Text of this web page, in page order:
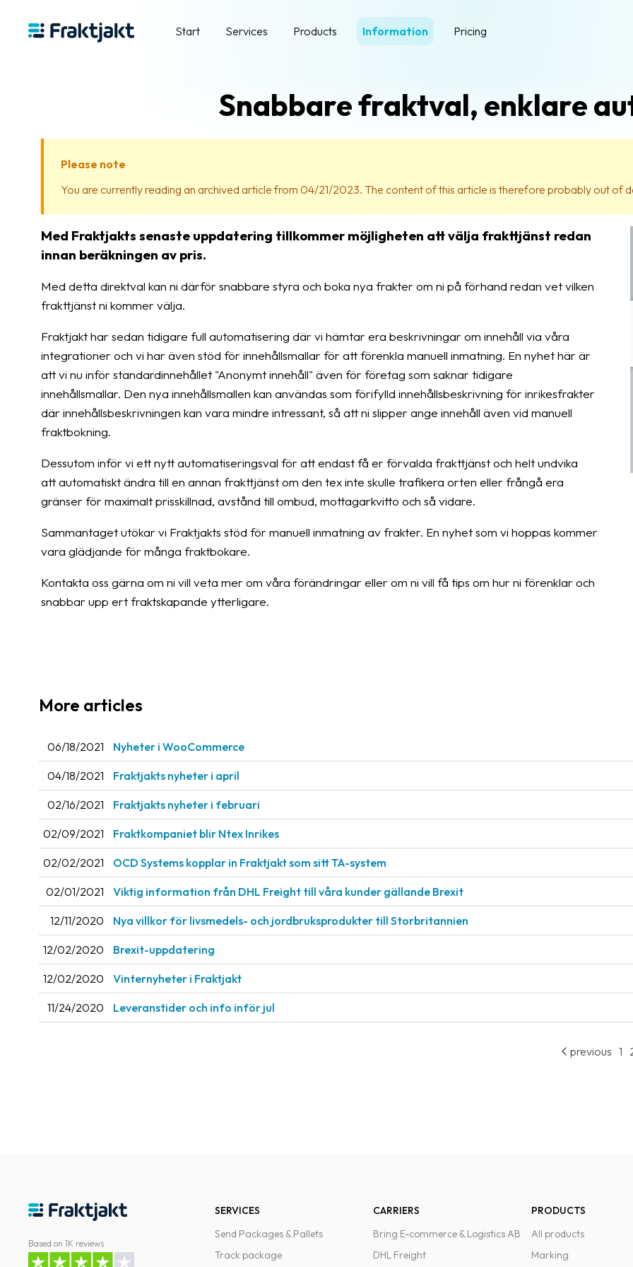
Start Services Products Information Pricing
Snabbare fraktval, enklare
Please note
You are currently reading an archived article from 04/21/2023. The content of this article is therefore probably out of
Med Fraktjakts senaste uppdatering tillkommer möjligheten att välja frakttjänst redan
innan beräkningen av pris.
Med detta direktval kan ni därför snabbare styra och boka nya frakter om ni på förhand redan vet vilken
frakttjänst ni kommer välja.
Fraktjakt har sedan tidigare full automatisering där vi hämtar era beskrivningar om innehåll via våra
integrationer och vi har även stöd för innehållsmallar för att förenkla manuell inmatning. En nyhet här är
att vi nu inför standardinnehållet "Anonymt innehåll" även för företag som saknar tidigare
innehållsmallar. Den nya innehållsmallen kan användas som förifylld innehållsbeskrivning för inrikesfrakter
där innehållsbeskrivningen kan vara mindre intressant, så att ni slipper ange innehåll även vid manuell
fraktbokning.
Dessutom inför vi ett nytt automatiseringsval för att endast få er förvalda frakttjänst och helt undvika
att automatiskt ändra till en annan frakttjänst om den tex inte skulle trafikera orten eller frångå era
gränser för maximalt prisskillnad, avstånd till ombud, mottagarkvitto och så vidare.
Sammantaget utökar vi Fraktjakts stöd för manuell inmatning av frakter. En nyhet som vi hoppas kommer
vara glädjande för många fraktbokare.
Kontakta oss gärna om ni vill veta mer om våra förändringar eller om ni vill få tips om hur ni förenklar och
snabbar upp ert fraktskapande ytterligare.
More articles
06/18/2021 Nyheter i WooCommerce
04/18/2021 Fraktjakts nyheter i april
02/16/2021 Fraktjakts nyheter i februari
02/09/2021 Fraktkompaniet blir Ntex Inrikes
02/02/2021 OCD Systems kopplar in Fraktjakt som sitt TA-system
02/01/2021 Viktig information från DHL Freight till våra kunder gällande Brexit
12/11/2020 Nya villkor för livsmedels- och jordbruksprodukter till Storbritannien
12/02/2020 Brexit-uppdatering
12/02/2020 Vinternyheter i Fraktjakt
11/24/2020 Leveranstider och info inför jul
previous 1
Based on 1K reviews
SERVICES
Send Packages & Pallets
Track package
CARRIERS
Bring E-commerce & Logistics AB
DHL Freight
PRODUCTS
All products
Marking